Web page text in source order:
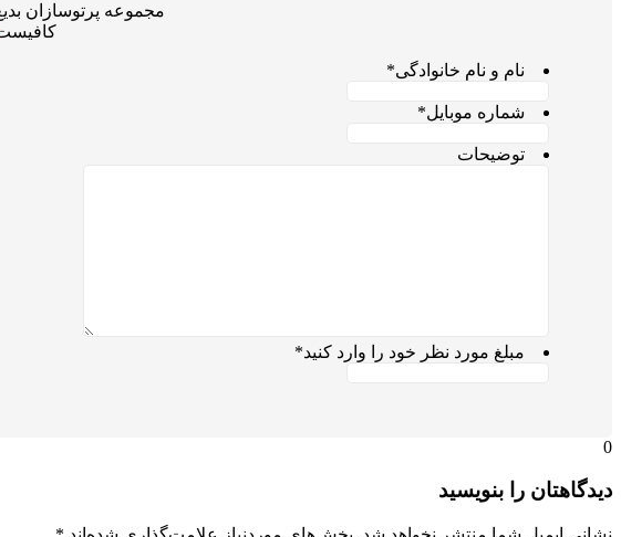
مجموعه پرتوسازان
نام و نام خانوادگی*
شماره موبایل*
توضیحات
مبلغ مورد نظر خود را وارد کنید*
0
دیدگاهتان را بنویسید